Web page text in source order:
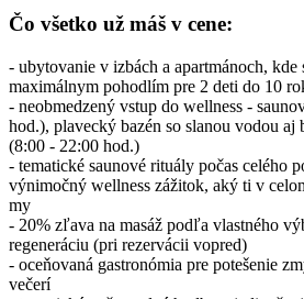
Čo všetko už máš v cene:
- ubytovanie v izbách a apartmánoch, kde
maximálnym pohodlím pre 2 deti do 10
- neobmedzený vstup do wellness -
hod.), plavecký bazén so slanou vodou aj
(8:00 - 22:00 hod.)
- tematické saunové rituály počas celého
výnimočný wellness zážitok, aký ti v
my
- 20% zľava na masáž podľa vlastného
regeneráciu (pri rezervácii vopred)
- oceňovaná gastronómia pre potešenie
večerí